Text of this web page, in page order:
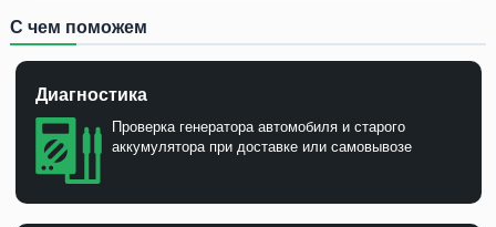
С чем поможем
Диагностика
Проверка генератора автомобиля и старого
аккумулятора при доставке или самовывозе